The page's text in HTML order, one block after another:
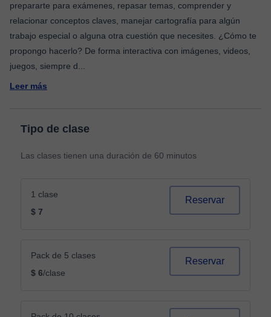
prepararte para exámenes, repasar temas, comprender y
relacionar conceptos claves, manejar cartografía para algún
trabajo especial o alguna otra cuestión que necesites. ¿Cómo te
propongo hacerlo? De forma interactiva con imágenes, videos,
juegos, siempre d
Leer más
Tipo de clase
Las clases tienen una duración de 60 minutos
1 clase
$ 7
Reservar
Pack de 5 clases
$ 6/clase
Reservar